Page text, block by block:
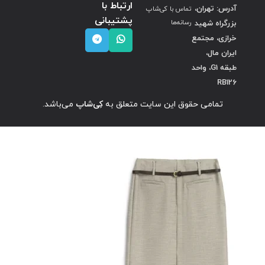
آدرس: تهران،
بزرگراه شهید
خرازی، مجتمع
ایران مال،
طبقه G1، واحد
RB126
تماس با کی‌شاپ
رسانه‌ها
ارتباط با
پشتیبانی
تمامی حقوق این سایت متعلق بهکِی‌شاپ می‌باشد.